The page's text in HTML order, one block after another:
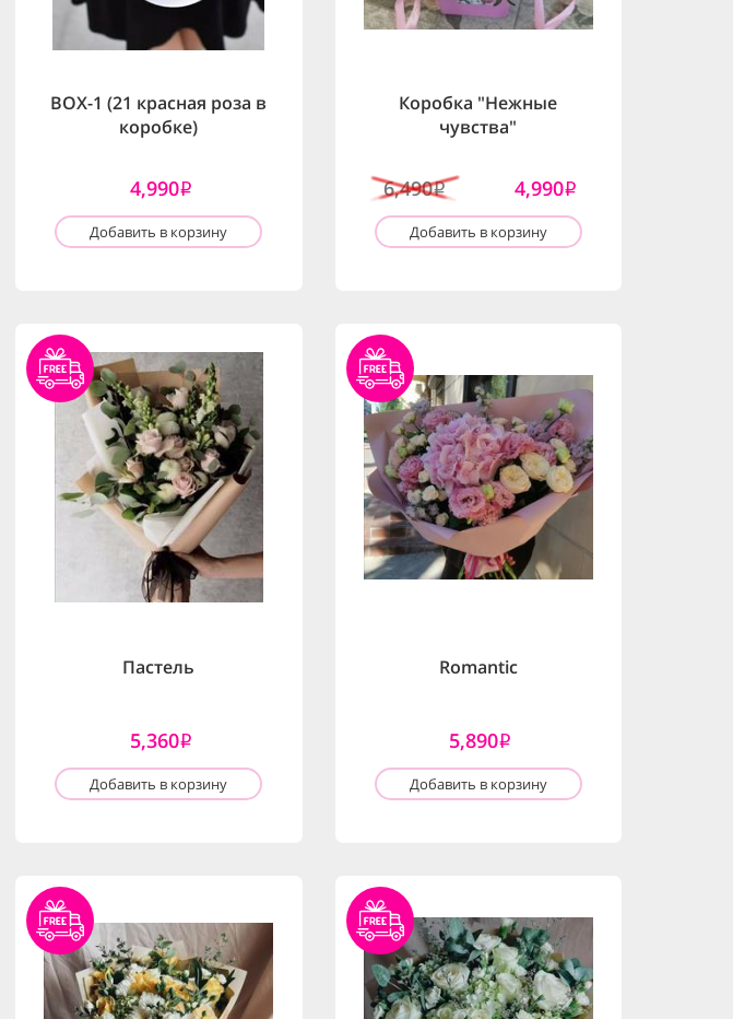
BOX-1 (21 красная роза в
коробке)
4,990i
Добавить в корзину
Коробка "Нежные
чувства"
6,490i 4,990i
Добавить в корзину
Пастель
5,360i
Добавить в корзину
Romantic
5,890i
Добавить в корзину